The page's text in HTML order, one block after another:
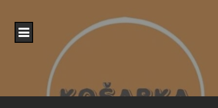
content